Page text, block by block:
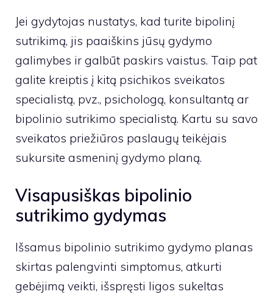
Jei gydytojas nustatys, kad turite bipolinį
sutrikimą, jis paaiškins jūsų gydymo
galimybes ir galbūt paskirs vaistus. Taip pat
galite kreiptis į kitą psichikos sveikatos
specialistą, pvz., psichologą, konsultantą ar
bipolinio sutrikimo specialistą. Kartu su savo
sveikatos priežiūros paslaugų teikėjais
sukursite asmeninį gydymo planą.
Visapusiškas bipolinio
sutrikimo gydymas
Išsamus bipolinio sutrikimo gydymo planas
skirtas palengvinti simptomus, atkurti
gebėjimą veikti, išspręsti ligos sukeltas